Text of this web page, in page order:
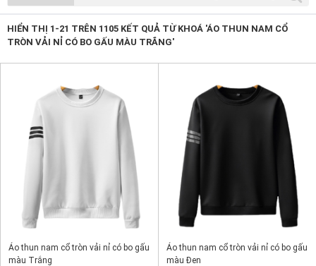
HIỂN THỊ 1-21 TRÊN 1105 KẾT QUẢ TỪ KHOÁ 'ÁO THUN NAM CỔ
TRÒN VẢI NỈ CÓ BO GẤU MÀU TRẮNG'
Áo thun nam cổ tròn vải nỉ có bo gấu
màu Trắng
Áo thun nam cổ tròn vải nỉ có bo gấu
màu Đen